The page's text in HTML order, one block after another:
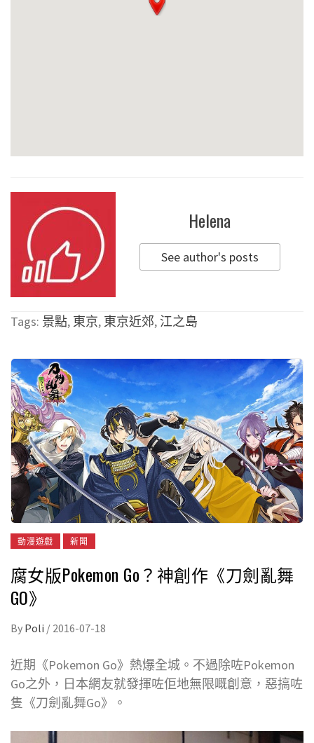
Helena
See author's posts
Tags: 景點, 東京, 東京近郊, 江之島
動漫遊戲 新聞
腐女版Pokemon Go？神創作《刀劍亂舞
GO》
By Poli / 2016-07-18
近期《Pokemon Go》熱爆全城。不過除咗Pokemon
Go之外，日本網友就發揮咗佢地無限嘅創意，惡搞咗
隻《刀劍亂舞Go》。